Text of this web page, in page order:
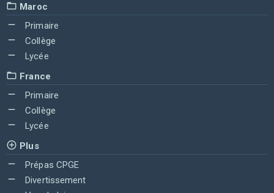
Maroc
Primaire
Collège
Lycée
France
Primaire
Collège
Lycée
Plus
Prépas CPGE
Divertissement